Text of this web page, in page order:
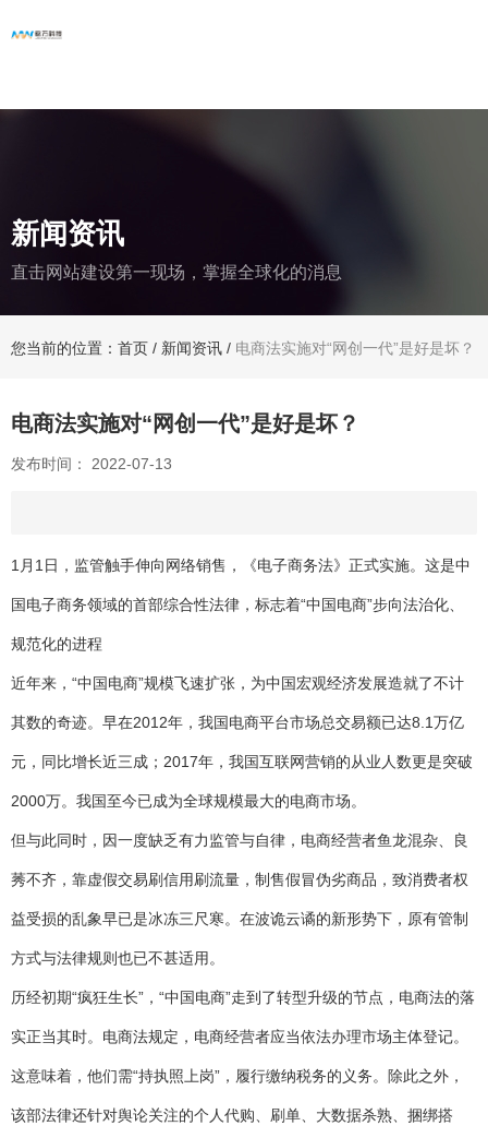
新闻资讯
直击网站建设第一现场，掌握全球化的消息
您当前的位置：首页 / 新闻资讯 / 电商法实施对“网创一代”是好是坏？
电商法实施对“网创一代”是好是坏？
发布时间： 2022-07-13
1月1日，监管触手伸向网络销售，《电子商务法》正式实施。这是中
国电子商务领域的首部综合性法律，标志着“中国电商”步向法治化、
规范化的进程
近年来，“中国电商”规模飞速扩张，为中国宏观经济发展造就了不计
其数的奇迹。早在2012年，我国电商平台市场总交易额已达8.1万亿
元，同比增长近三成；2017年，我国互联网营销的从业人数更是突破
2000万。我国至今已成为全球规模最大的电商市场。
但与此同时，因一度缺乏有力监管与自律，电商经营者鱼龙混杂、良
莠不齐，靠虚假交易刷信用刷流量，制售假冒伪劣商品，致消费者权
益受损的乱象早已是冰冻三尺寒。在波诡云谲的新形势下，原有管制
方式与法律规则也已不甚适用。
历经初期“疯狂生长”，“中国电商”走到了转型升级的节点，电商法的落
实正当其时。电商法规定，电商经营者应当依法办理市场主体登记。
这意味着，他们需“持执照上岗”，履行缴纳税务的义务。除此之外，
该部法律还针对舆论关注的个人代购、刷单、大数据杀熟、捆绑搭